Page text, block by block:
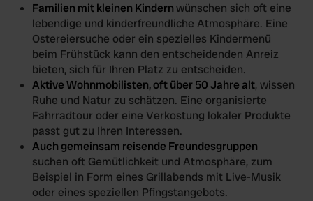
Familien mit kleinen Kindernwünschen sich oft eine
lebendige und kinderfreundliche Atmosphäre. Eine
Ostereiersuche oder ein spezielles Kindermenü
beim Frühstück kann den entscheidenden Anreiz
bieten, sich für Ihren Platz zu entscheiden.
Aktive Wohnmobilisten, oft über 50 Jahre alt, wissen
Ruhe und Natur zu schätzen. Eine organisierte
Fahrradtour oder eine Verkostung lokaler Produkte
passt gut zu Ihren Interessen.
Auch gemeinsam reisende Freundesgruppen
suchen oft Gemütlichkeit und Atmosphäre, zum
Beispiel in Form eines Grillabends mit Live-Musik
oder eines speziellen Pfingstangebots.